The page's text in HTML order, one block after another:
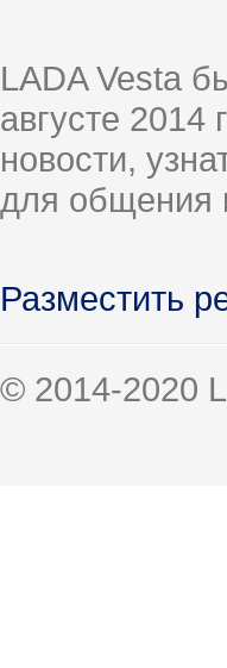
LADA Vesta
августе
новости,
для общения
Разместить
© 2014-2020